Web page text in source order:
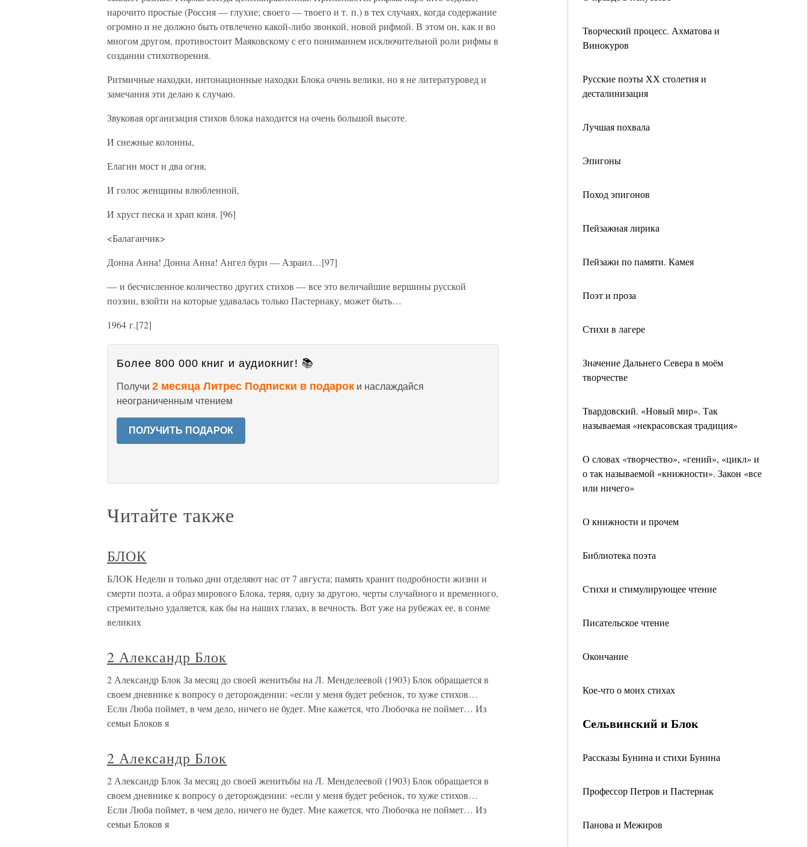
Творческий процесс. Ахматова и
Винокуров
Русские поэты ХХ столетия и
десталинизация
Лучшая похвала
Эпигоны
Поход эпигонов
Пейзажная лирика
Пейзажи по памяти. Камея
Поэт и проза
Стихи в лагере
Значение Дальнего Севера в моём
творчестве
Твардовский. «Новый мир». Так
называемая «некрасовская традиция»
О словах «творчество», «гений», «цикл» и
о так называемой «книжности». Закон «все
или ничего»
О книжности и прочем
Библиотека поэта
Стихи и стимулирующее чтение
Писательское чтение
Окончание
Кое-что о моих стихах
Сельвинский и Блок
Рассказы Бунина и стихи Бунина
Профессор Петров и Пастернак
Панова и Межиров
нарочито простые (Россия — глухие; своего — твоего и т. п.) в тех случаях, когда содержание
огромно и не должно быть отвлечено какой-либо звонкой, новой рифмой. В этом он, как и во
многом другом, противостоит Маяковскому с его пониманием исключительной роли рифмы в
создании стихотворения.
Ритмичные находки, интонационные находки Блока очень велики, но я не литературовед и
замечания эти делаю к случаю.
Звуковая организация стихов блока находится на очень большой высоте.
И снежные колонны,
Елагин мост и два огня,
И голос женщины влюбленной,
И хруст песка и храп коня. [96]
<Балаганчик>
Донна Анна! Донна Анна! Ангел бури — Азраил…[97]
— и бесчисленное количество других стихов — все это величайшие вершины русской
поэзии, взойти на которые удавалась только Пастернаку, может быть…
1964 г.[72]
Более 800 000 книг и аудиокниг! 📚
Получи 2 месяца Литрес Подписки в подарок и наслаждайся
неограниченным чтением
ПОЛУЧИТЬ ПОДАРОК
Читайте также
БЛОК
БЛОК Недели и только дни отделяют нас от 7 августа; память хранит подробности жизни и
смерти поэта, а образ мирового Блока, теряя, одну за другою, черты случайного и временного,
стремительно удаляется, как бы на наших глазах, в вечность. Вот уже на рубежах ее, в сонме
великих
2 Александр Блок
2 Александр Блок За месяц до своей женитьбы на Л. Менделеевой (1903) Блок обращается в
своем дневнике к вопросу о деторождении: «если у меня будет ребенок, то хуже стихов…
Если Люба поймет, в чем дело, ничего не будет. Мне кажется, что Любочка не поймет… Из
семьи Блоков я
2 Александр Блок
2 Александр Блок За месяц до своей женитьбы на Л. Менделеевой (1903) Блок обращается в
своем дневнике к вопросу о деторождении: «если у меня будет ребенок, то хуже стихов…
Если Люба поймет, в чем дело, ничего не будет. Мне кажется, что Любочка не поймет… Из
семьи Блоков я